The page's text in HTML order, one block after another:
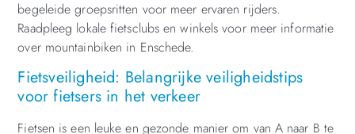
begeleide groepsritten voor meer ervaren rijders.
Raadpleeg lokale fietsclubs en winkels voor meer informatie
over mountainbiken in Enschede.
Fietsveiligheid: Belangrijke veiligheidstips
voor fietsers in het verkeer
Fietsen is een leuke en gezonde manier om van A naar B te